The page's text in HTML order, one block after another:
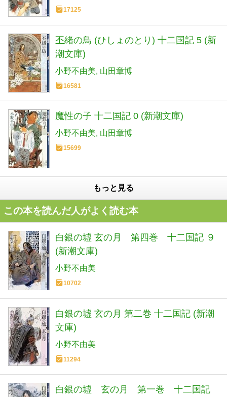
17125
丕緒の鳥 (ひしょのとり) 十二国記 5 (新
潮文庫)
小野不由美 山田章博
16581
魔性の子 十二国記 0 (新潮文庫)
小野不由美 山田章博
15699
もっと見る
この本を読んだ人がよく読む本
白銀の墟 玄の月 第四巻 十二国記 ９
(新潮文庫)
小野不由美
10702
白銀の墟 玄の月 第二巻 十二国記 (新潮
文庫)
小野不由美
11294
白銀の墟 玄の月 第一巻 十二国記